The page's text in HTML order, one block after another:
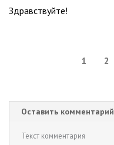
Здравствуйте!
1 2
Оставить комментарий
Текст комментария